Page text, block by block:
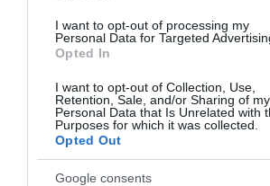
I want to opt-out of processing my
Personal Data for Targeted
Opted In
I want to opt-out of Collection, Use,
Retention, Sale, and/or Sharing of my
Personal Data that Is Unrelated with
Purposes for which it was collected.
Opted Out
Google consents
2026-08-07.
Túlzott félelem a közös jövőtől –
párkapcsolatban?